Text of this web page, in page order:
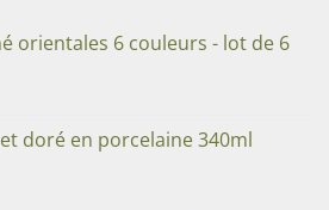
orientales 6 couleurs - lot de 6
doré en porcelaine 340ml